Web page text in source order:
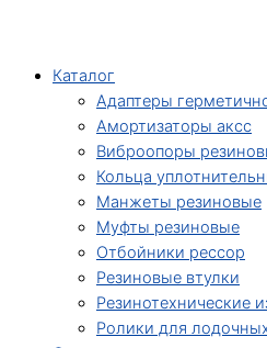
Каталог
Адаптеры
Амортизаторы аксс
Виброопоры
Кольца
Манжеты резиновые
Муфты резиновые
Отбойники рессор
Резиновые втулки
Резинотехнические
Ролики для